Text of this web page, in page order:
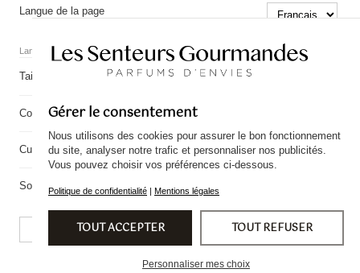
Gérer le consentement
Nous utilisons des cookies pour assurer le bon fonctionnement
du site, analyser notre trafic et personnaliser nos publicités.
Vous pouvez choisir vos préférences ci-dessous.
Politique de confidentialité | Mentions légales
TOUT ACCEPTER TOUT REFUSER
Personnaliser mes choix
Langue de la page
Langues gérées par WPML.
Taille du texte
Contraste élevé
Curseur agrandi
Souligner les liens
Réinitialiser les réglages